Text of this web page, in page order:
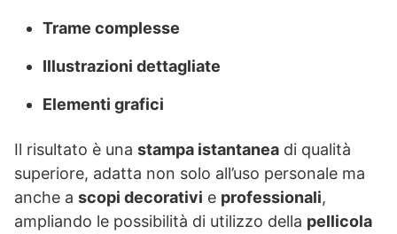
Trame complesse
Illustrazioni dettagliate
Elementi grafici
Il risultato è una stampa istantanea di qualità
superiore, adatta non solo all’uso personale ma
anche a scopi decorativi e professionali,
ampliando le possibilità di utilizzo della pellicola